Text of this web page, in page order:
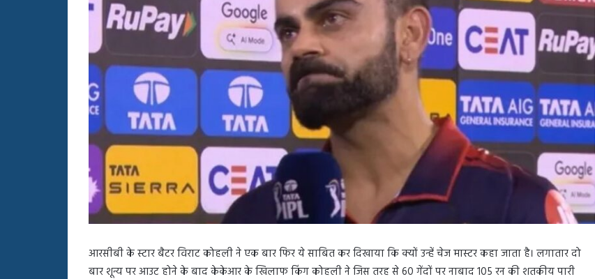
आरसीबी के स्टार बैटर विराट कोहली ने एक बार फिर ये साबित कर दिखाया कि क्यों उन्हें चेज मास्टर कहा जाता है। लगातार दो
बार शून्य पर आउट होने के बाद केकेआर के खिलाफ किंग कोहली ने जिस तरह से 60 गेंदों पर नाबाद 105 रन की शतकीय पारी
पर
रुबीना
दिलैक
का
आया
भागते
हुए
आया
नजर,
देंखे
वीडियो…